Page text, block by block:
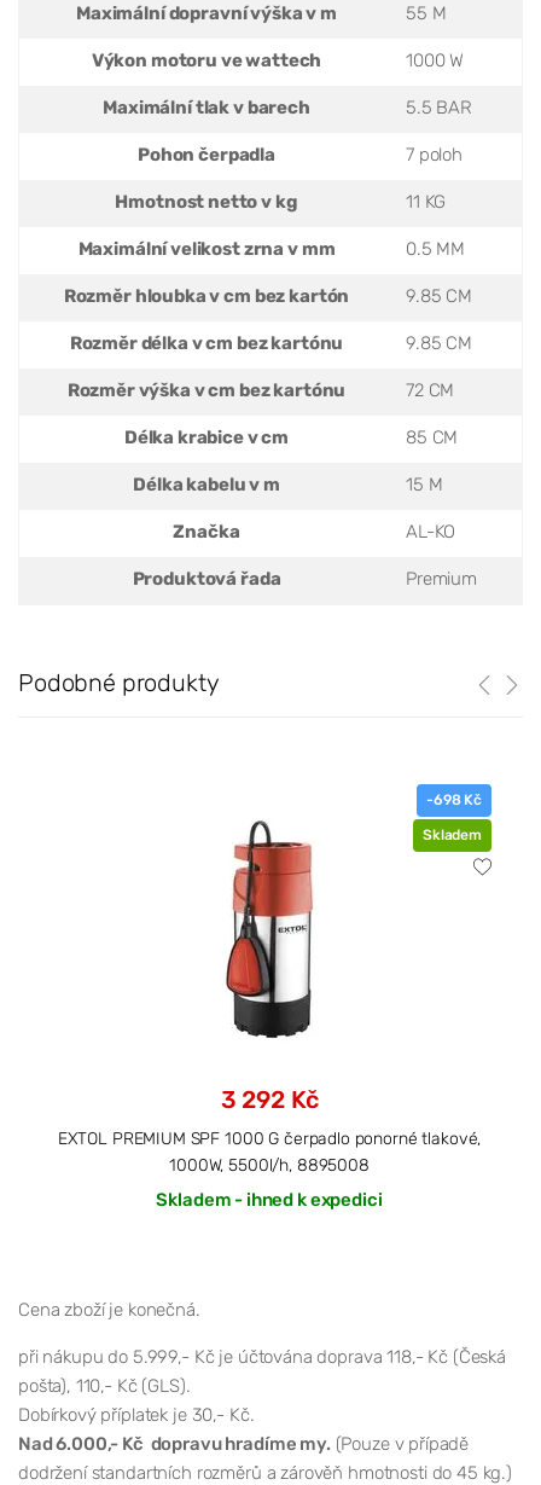
Maximální dopravní výška v m 55 M
Výkon motoru ve wattech 1000 W
Maximální tlak v barech 5.5 BAR
Pohon čerpadla 7 poloh
Hmotnost netto v kg 11 KG
Maximální velikost zrna v mm 0.5 MM
Rozměr hloubka v cm bez kartón 9.85 CM
Rozměr délka v cm bez kartónu 9.85 CM
Rozměr výška v cm bez kartónu 72 CM
Délka krabice v cm 85 CM
Délka kabelu v m 15 M
Značka AL-KO
Produktová řada Premium
Podobné produkty
-698 Kč
Skladem
3 292 Kč
EXTOL PREMIUM SPF 1000 G čerpadlo ponorné tlakové,
1000W, 5500l/h, 8895008
Skladem - ihned k expedici
Cena zboží je konečná.
při nákupu do 5.999,- Kč je účtována doprava 118,- Kč (Česká
pošta), 110,- Kč (GLS).
Dobírkový příplatek je 30,- Kč.
Nad 6.000,- Kč dopravu hradíme my. (Pouze v případě
dodržení standartních rozměrů a zárověň hmotnosti do 45 kg.)